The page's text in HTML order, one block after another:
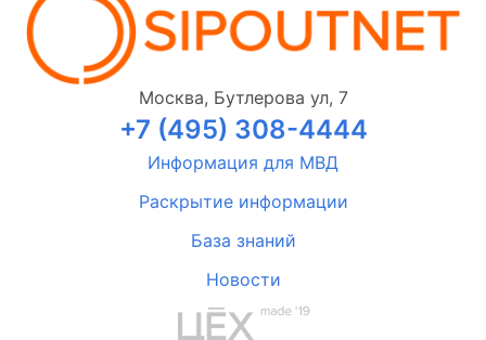
Москва, Бутлерова ул, 7
+7 (495) 308-4444
Информация для МВД
Раскрытие информации
База знаний
Новости